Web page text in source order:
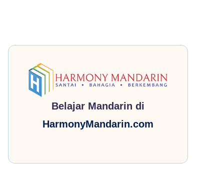
Belajar Mandarin di
HarmonyMandarin.com